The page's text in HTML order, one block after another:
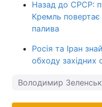
Назад до СРСР:
Кремль
палива
Росія та Іран
обходу західних
Володимир